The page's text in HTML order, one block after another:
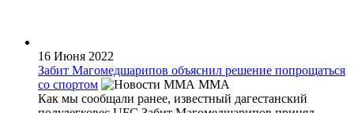
16 Июня 2022
Забит Магомедшарипов объяснил решение попрощаться
со спортом
MMA
Как мы сообщали ранее, известный дагестанский